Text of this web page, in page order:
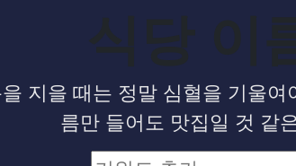
식당 이
지을 때는 정말 심혈을 기울
름만 들어도 맛집일 것 같